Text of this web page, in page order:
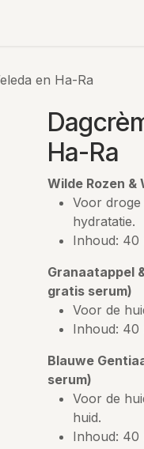
en Ha-Ra
Ha-Ra
Wilde Rozen
Voor droge
hydratatie.
Inhoud: 40
Granaatappel
gratis serum)
Voor de
Inhoud: 40
Blauwe
serum)
Voor de
huid.
Inhoud: 40